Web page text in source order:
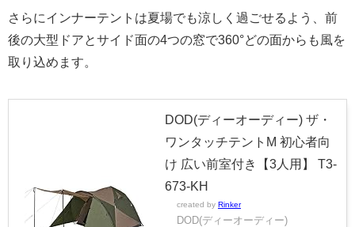
さらにインナーテントは夏場でも涼しく過ごせるよう、前
後の大型ドアとサイド面の4つの窓で360°どの面からも風を
取り込めます。
DOD(ディーオーディー) ザ・
ワンタッチテントM 初心者向
け 広い前室付き【3人用】 T3-
673-KH
created by Rinker
DOD(ディーオーディー)